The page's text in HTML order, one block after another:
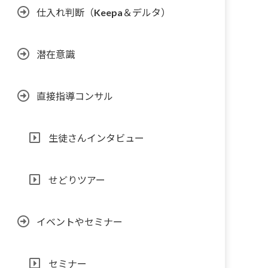
仕入れ判断（Keepa＆デルタ）
潜在意識
直接指導コンサル
生徒さんインタビュー
せどりツアー
イベントやセミナー
セミナー